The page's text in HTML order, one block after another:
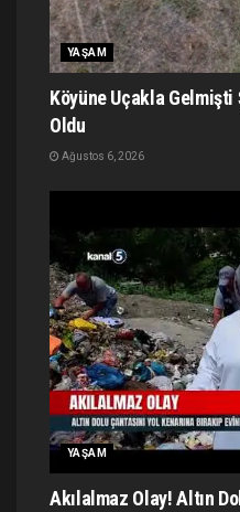
YAŞAM
Köyüne Uçakla
Oldu
Ağustos 6, 2026
YAŞAM
Akılalmaz Olay! Altın